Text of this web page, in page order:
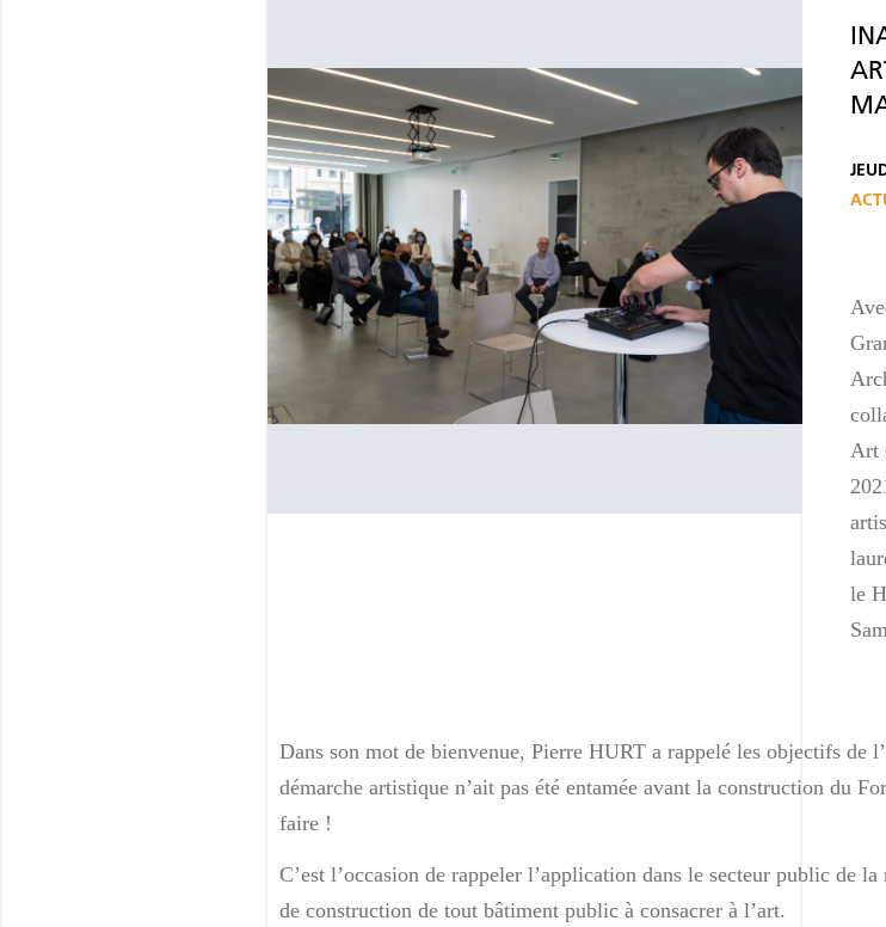
Art
le
Dans son mot de bienvenue, Pierre HURT a rappelé les objectifs de
démarche artistique n’ait pas été entamée avant la construction du
faire !
C’est l’occasion de rappeler l’application dans le secteur public de
de construction de tout bâtiment public à consacrer à l’art.